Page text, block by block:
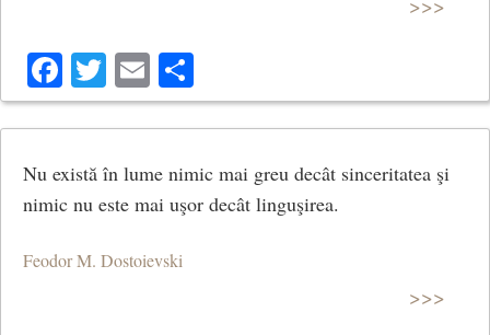
Facebook
Twitter
Email
Nu există în lume nimic mai greu decât sinceritatea şi
nimic nu este mai uşor decât linguşirea.
Feodor M. Dostoievski
>>>